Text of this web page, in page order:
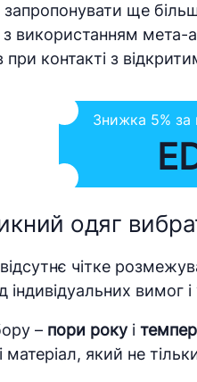
запропонувати ще
з використанням мета-
при контакті з
Знижка 5%
одяг
чітке
індивідуальних
– пори рокуі
який не